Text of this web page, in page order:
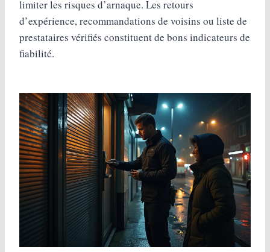
limiter les risques d’arnaque. Les retours
d’expérience, recommandations de voisins ou liste de
prestataires vérifiés constituent de bons indicateurs de
fiabilité.